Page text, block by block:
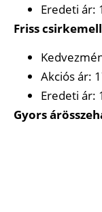
Eredeti ár:
Friss
Akciós ár:
Eredeti ár:
Gyors